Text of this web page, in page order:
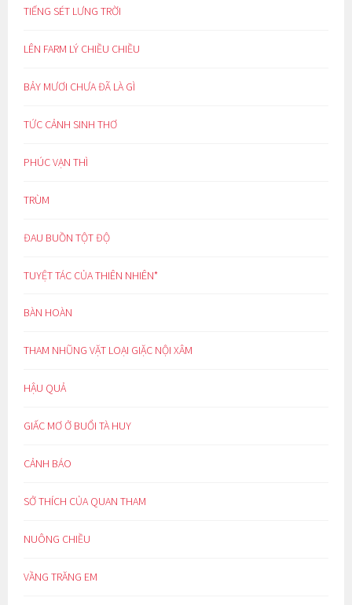
TIẾNG SÉT LƯNG TRỜI
LÊN FARM LÝ CHIỀU CHIỀU
BẢY MƯƠI CHƯA ĐÃ LÀ GÌ
TỨC CẢNH SINH THƠ
PHÚC VẠN THÌ
TRÙM
ĐAU BUỒN TỘT ĐỘ
TUYỆT TÁC CỦA THIÊN NHIÊN*
BÀN HOÀN
THAM NHŨNG VẶT LOẠI GIẶC NỘI XÂM
HẬU QUẢ
GIẤC MƠ Ở BUỔI TÀ HUY
CẢNH BÁO
SỞ THÍCH CỦA QUAN THAM
NUÔNG CHIỀU
VẦNG TRĂNG EM